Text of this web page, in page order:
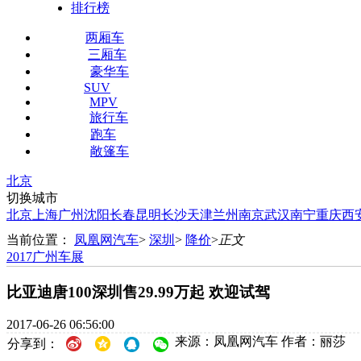
排行榜
两厢车
三厢车
豪华车
SUV
MPV
旅行车
跑车
敞篷车
北京
切换城市
北京 上海广州沈阳长春昆明长沙天津兰州南京武汉南宁重庆西
当前位置：
凤凰网汽车> 深圳 > 降价>正文
2017广州车展
比亚迪唐100深圳售29.99万起 欢迎试驾
2017-06-26 06:56:00
分享到：
来源：凤凰网汽车 作者：丽莎